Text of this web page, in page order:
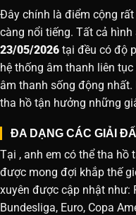
Đây chính là điểm cộng
càng nổi tiếng. Tất cả hình
23/05/2026 tại đều có độ
hệ thống âm thanh liên
âm thanh sống động
tha hồ tận hưởng những
ĐA DẠNG CÁC GIẢI
Tại , anh em có thể tha
được mong đợi khắp thế
xuyên được cập nhật như:
Bundesliga, Euro, Copa